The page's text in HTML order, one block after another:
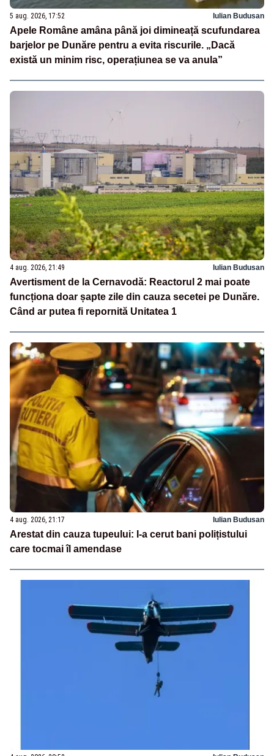
5 aug. 2026, 17:52 Iulian Budusan
Apele Române amâna până joi dimineață scufundarea
barjelor pe Dunăre pentru a evita riscurile. „Dacă
există un minim risc, operațiunea se va anula”
4 aug. 2026, 21:49 Iulian Budusan
Avertisment de la Cernavodă: Reactorul 2 mai poate
funcționa doar șapte zile din cauza secetei pe Dunăre.
Când ar putea fi repornită Unitatea 1
4 aug. 2026, 21:17 Iulian Budusan
Arestat din cauza tupeului: I-a cerut bani polițistului
care tocmai îl amendase